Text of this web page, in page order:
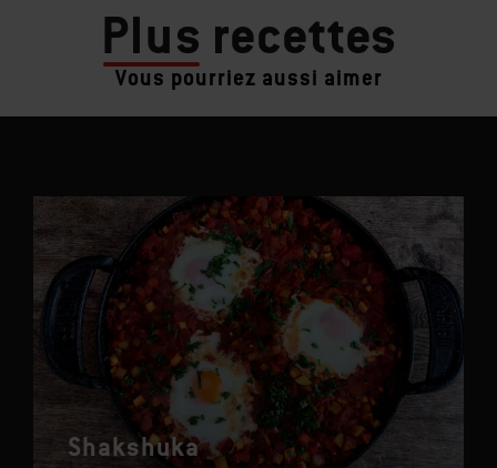
Plus recettes
Vous pourriez aussi aimer
Shakshuka